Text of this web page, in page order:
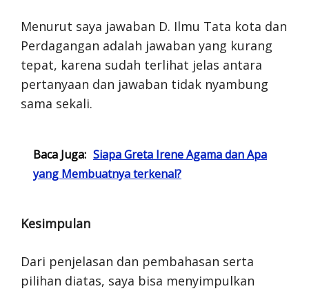
Menurut saya jawaban D. Ilmu Tata kota dan
Perdagangan adalah jawaban yang kurang
tepat, karena sudah terlihat jelas antara
pertanyaan dan jawaban tidak nyambung
sama sekali.
Baca Juga: Siapa Greta Irene Agama dan Apa
yang Membuatnya terkenal?
Kesimpulan
Dari penjelasan dan pembahasan serta
pilihan diatas, saya bisa menyimpulkan